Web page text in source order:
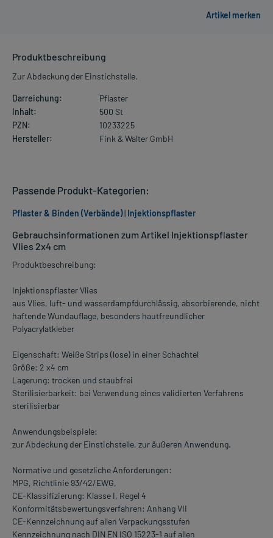
Produktbeschreibung
Zur Abdeckung der Einstichstelle.
Darreichung:
Pflaster
Inhalt:
500 St
PZN:
10233225
Hersteller:
Fink & Walter GmbH
Gebrauchsinformationen zum Artikel Injektionspflaster
Vlies 2x4 cm
Produktbeschreibung:
Injektionspflaster Vlies
aus Vlies, luft- und wasserdampfdurchlässig, absorbierende, nicht
haftende Wundauflage, besonders hautfreundlicher
Polyacrylatkleber
Eigenschaft: Weiße Strips (lose) in einer Schachtel
Größe: 2 x4 cm
Lagerung: trocken und staubfrei
Sterilisierbarkeit: bei Verwendung eines validierten Verfahrens
sterilisierbar
Anwendungsbeispiele:
zur Abdeckung der Einstichstelle, zur äußeren Anwendung.
Normative und gesetzliche Anforderungen:
MPG, Richtlinie 93/42/EWG,
CE-Klassifizierung: Klasse I, Regel 4
Konformitätsbewertungsverfahren: Anhang VII
CE-Kennzeichnung auf allen Verpackungsstufen
Kennzeichnung nach DIN EN ISO 15223-1 auf allen
Passende Produkt-Kategorien:
Pflaster & Binden (Verbände)| Injektionspflaster